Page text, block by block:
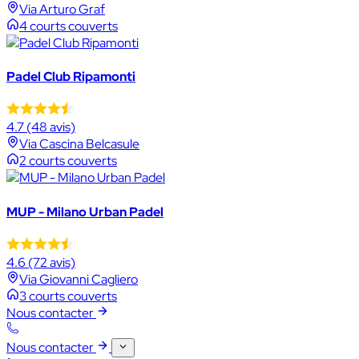
Via Arturo Graf
4 courts couverts
Padel Club Ripamonti
4.7(48 avis)
Via Cascina Belcasule
2 courts couverts
MUP - Milano Urban Padel
4.6 (72 avis)
Via Giovanni Cagliero
3 courts couverts
Nous contacter
Nous contacter